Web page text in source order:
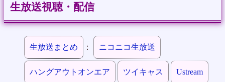
生放送視聴・配信
生放送まとめ ： ニコニコ生放送
ハングアウトオンエア ツイキャス Ustream